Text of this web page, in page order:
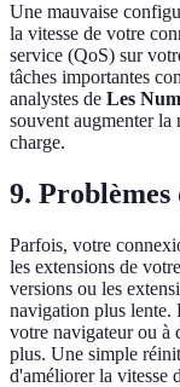
Une mauvaise
la vitesse de votre
service (QoS) sur
tâches importantes
analystes de Les
souvent augmenter
charge.
9.
Parfois, votre
les extensions de
versions ou les
navigation plus lente.
votre navigateur ou à
plus. Une simple
d'améliorer la vitesse